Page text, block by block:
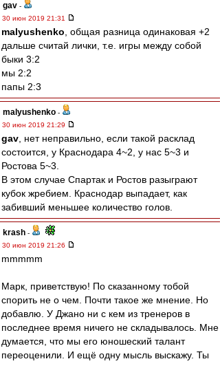
gav -
30 июн 2019 21:31
malyushenko , общая разница одинаковая +2
дальше считай лички, т.е. игры между собой
быки 3:2
мы 2:2
папы 2:3
malyushenko -
30 июн 2019 21:29
gav , нет неправильно, если такой расклад
состоится, у Краснодара 4~2, у нас 5~3 и
Ростова 5~3.
В этом случае Спартак и Ростов разыграют
кубок жребием. Краснодар выпадает, как
забивший меньшее количество голов.
krash -
30 июн 2019 21:26
mmmmm
Марк, приветствую! По сказанному тобой
спорить не о чем. Почти такое же мнение. Но
добавлю. У Джано ни с кем из тренеров в
последнее время ничего не складывалось. Мне
думается, что мы его юношеский талант
переоценили. И ещё одну мысль выскажу. Ты